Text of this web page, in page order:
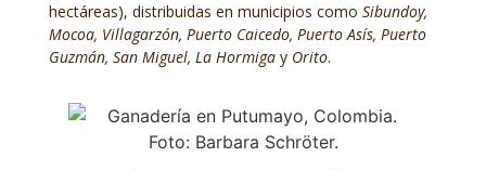
hectáreas), distribuidas en municipios como Sibundoy,
Mocoa, Villagarzón, Puerto Caicedo, Puerto Asís, Puerto
Guzmán, San Miguel, La Hormiga y Orito.